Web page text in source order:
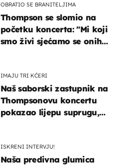
OBRATIO SE BRANITELJIMA
Thompson se slomio na
početku koncerta: "Mi koji
smo živi sjećamo se onih
IMAJU TRI KĆERI
Naš saborski zastupnik na
Thompsonovu koncertu
pokazao lijepu suprugu,
ISKRENI INTERVJU!
Naša predivna glumica